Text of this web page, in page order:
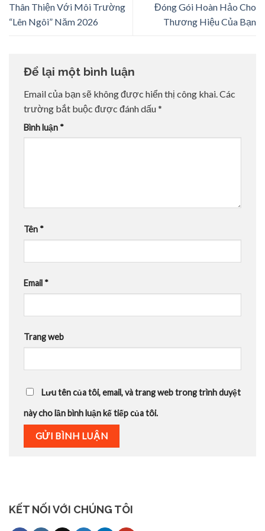
Thân Thiện Với Môi Trường
“Lên Ngôi” Năm 2026
Đóng Gói Hoàn Hảo Cho
Thương Hiệu Của Bạn
Để lại một bình luận
Email của bạn sẽ không được hiển thị công khai. Các
trường bắt buộc được đánh dấu*
Bình luận *
Tên *
Email *
Trang web
Lưu tên của tôi, email, và trang web trong trình duyệt
này cho lần bình luận kế tiếp của tôi.
KẾT NỐI VỚI CHÚNG TÔI